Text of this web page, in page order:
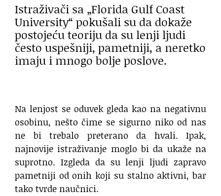
Istraživači sa „Florida Gulf Coast
University“ pokušali su da dokaže
postojeću teoriju da su lenji ljudi
često uspešniji, pametniji, a neretko
imaju i mnogo bolje poslove.
Na lenjost se oduvek gleda kao na negativnu
osobinu, nešto čime se sigurno niko od nas
ne bi trebalo preterano da hvali. Ipak,
najnovije istraživanje moglo bi da ukaže na
suprotno. Izgleda da su lenji ljudi zapravo
pametniji od onih koji su stalno aktivni, bar
tako tvrde naučnici.